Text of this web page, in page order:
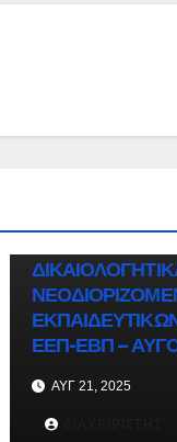
ΕΕΠ-ΕΒΠ –
ΑΥΓ 21, 2025